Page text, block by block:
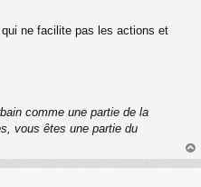
ne facilite pas les actions et
comme une partie de la
vous êtes une partie du
au